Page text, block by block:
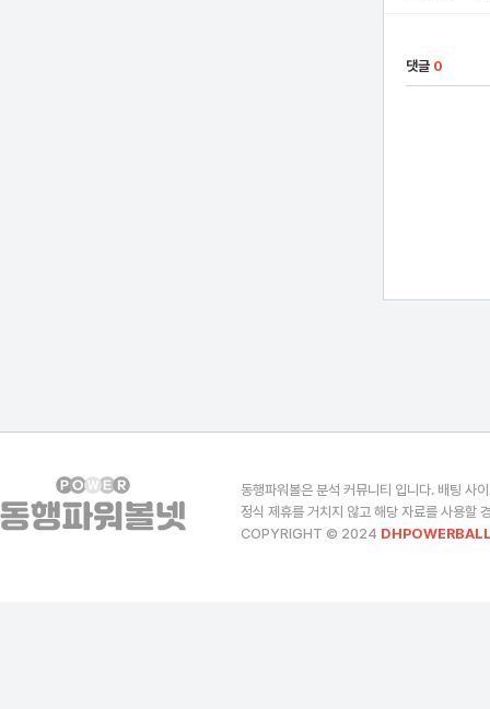
댓글 0
동행파워볼은 분석 커뮤니티 입니다. 배팅 사
정식 제휴를 거치지 않고 해당 자료를 사용할
COPYRIGHT © 2024